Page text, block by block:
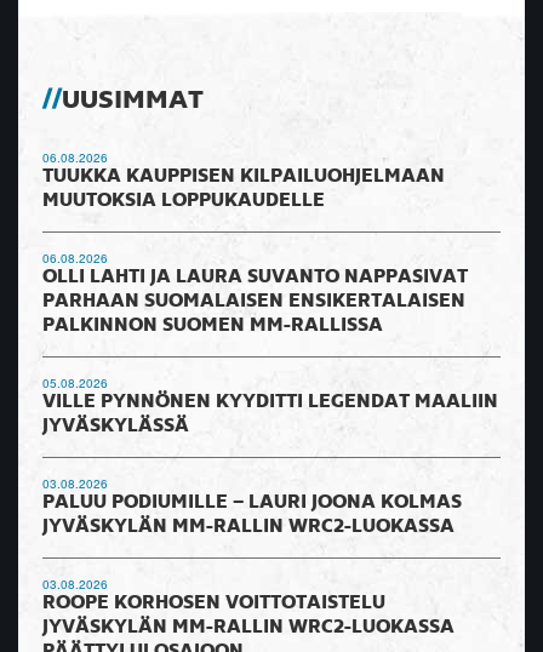
UUSIMMAT
06.08.2026
TUUKKA KAUPPISEN KILPAILUOHJELMAAN
MUUTOKSIA LOPPUKAUDELLE
06.08.2026
OLLI LAHTI JA LAURA SUVANTO NAPPASIVAT
PARHAAN SUOMALAISEN ENSIKERTALAISEN
PALKINNON SUOMEN MM-RALLISSA
05.08.2026
VILLE PYNNÖNEN KYYDITTI LEGENDAT MAALIIN
JYVÄSKYLÄSSÄ
03.08.2026
PALUU PODIUMILLE – LAURI JOONA KOLMAS
JYVÄSKYLÄN MM-RALLIN WRC2-LUOKASSA
03.08.2026
ROOPE KORHOSEN VOITTOTAISTELU
JYVÄSKYLÄN MM-RALLIN WRC2-LUOKASSA